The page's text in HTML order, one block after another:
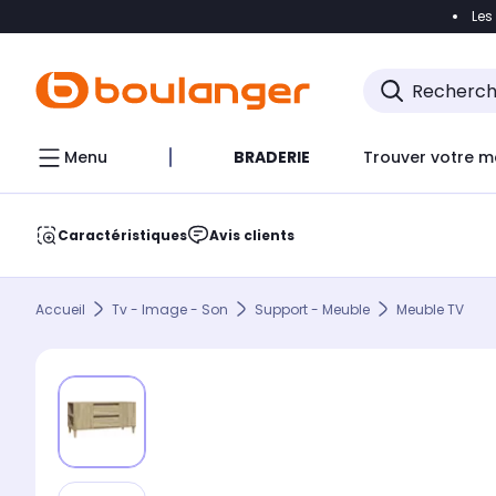
Accéder
Menu BRADERIE Trouver votre
Caractéristiques Avis clients
Accueil Tv - Image - Son Support - Meuble Meuble TV